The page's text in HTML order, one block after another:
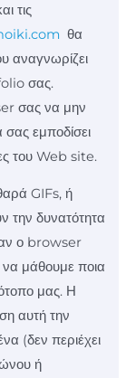
τις
θα
αναγνωρίζει
σας.
σας να μην
εμποδίσει
του Web site.
GIFs, ή
την δυνατότητα
ο browser
να μάθουμε ποια
μας. Η
αυτή την
(δεν περιέχει
ή